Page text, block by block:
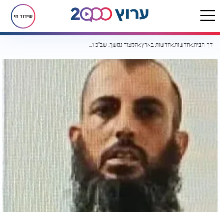
שידור חי
דף הבית חדשות חדשות בארץ המצוד נמשך: שב"כ והמשטרה מחפשים אחר החשוד בירי בשפרעם